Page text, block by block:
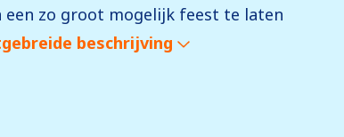
een zo groot mogelijk feest te laten
beschrijving